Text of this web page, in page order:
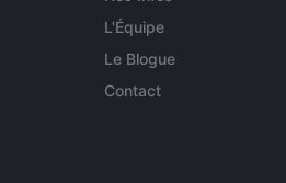
L'Équipe
Le Blogue
Contact